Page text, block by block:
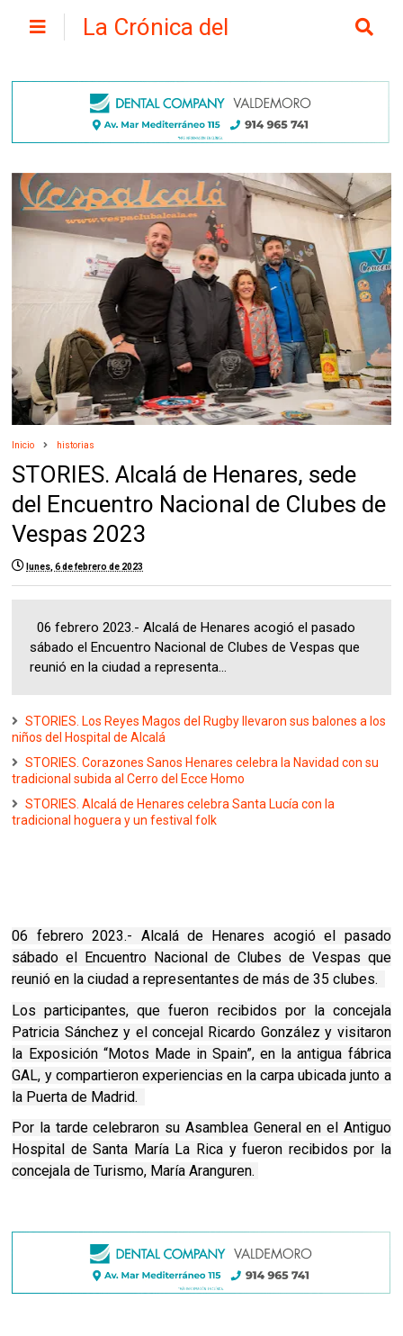
La Crónica del
Inicio historias
STORIES. Alcalá de Henares, sede
del Encuentro Nacional de Clubes de
Vespas 2023
lunes, 6 de febrero de 2023
06 febrero 2023.- Alcalá de Henares acogió el pasado
sábado el Encuentro Nacional de Clubes de Vespas que
reunió en la ciudad a representa...
STORIES. Los Reyes Magos del Rugby llevaron sus balones a los
niños del Hospital de Alcalá
STORIES. Corazones Sanos Henares celebra la Navidad con su
tradicional subida al Cerro del Ecce Homo
STORIES. Alcalá de Henares celebra Santa Lucía con la
tradicional hoguera y un festival folk
06 febrero 2023.- Alcalá de Henares acogió el pasado
sábado el Encuentro Nacional de Clubes de Vespas que
reunió en la ciudad a representantes de más de 35 clubes.
Los participantes, que fueron recibidos por la concejala
Patricia Sánchez y el concejal Ricardo González y visitaron
la Exposición “Motos Made in Spain”, en la antigua fábrica
GAL, y compartieron experiencias en la carpa ubicada junto a
la Puerta de Madrid.
Por la tarde celebraron su Asamblea General en el Antiguo
Hospital de Santa María La Rica y fueron recibidos por la
concejala de Turismo, María Aranguren.